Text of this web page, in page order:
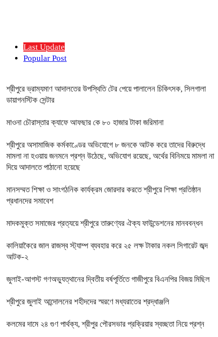
Last Update
Popular Post
শ্রীপুরে ভ্রাম্যমাণ আদালতের উপস্থিতি টের পেয়ে পালালেন চিকিৎসক, সিলগালা
ডায়াগনস্টিক সেন্টার
মাওনা চৌরাস্তার ক্যাফে আফছার কে ৮০ হাজার টাকা জরিমানা
শ্রীপুরে অসামাজিক কর্মকাণ্ডের অভিযোগে ৮ জনকে আটক করে তাদের বিরুদ্ধে
মামলা না হওয়ায় জনমনে প্রশ্ন উঠেছে, অভিযোগ রয়েছে, অর্থের বিনিময়ে মামলা না
দিয়ে আদালতে পাঠানো হয়েছে
মানসম্মত শিক্ষা ও সাংগঠনিক কার্যক্রম জোরদার করতে শ্রীপুরে শিক্ষা প্রতিষ্ঠান
প্রধানদের সমাবেশ
মাদকমুক্ত সমাজের প্রত্যয়ে শ্রীপুরে তারুণ্যের ঐক্য ফাউন্ডেশনের মানববন্ধন
কালিয়াকৈরে জাল রাজস্ব স্ট্যাম্প ব্যবহার করে ২৫ লক্ষ টাকার নকল সিগারেট জব্দ
আটক-২
জুলাই-আগস্ট গণঅভ্যুত্থানের দ্বিতীয় বর্ষপূর্তিতে গাজীপুরে বিএনপির বিজয় মিছিল
শ্রীপুরে জুলাই আন্দোলনের শহীদদের স্মরণে মধ্যরাতের শ্রদ্ধাঞ্জলি
কলমের দামে ২৪ গুণ পার্থক্য, শ্রীপুর পৌরসভার প্রক্রিয়ার স্বচ্ছতা নিয়ে প্রশ্ন